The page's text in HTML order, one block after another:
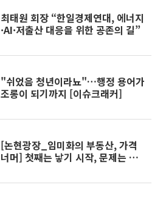
최태원 회장 “한일경제연대, 에너지
·AI·저출산 대응을 위한 공존의 길”
"쉬었음 청년이라뇨"…행정 용어가
조롱이 되기까지 [이슈크래커]
[논현광장_임미화의 부동산, 가격
너머] 첫째는 낳기 시작, 문제는 둘